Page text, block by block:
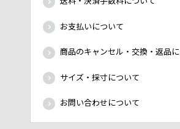
お支払いについて
商品のキャンセル・交換・返品
サイズ・採寸について
お問い合わせについて